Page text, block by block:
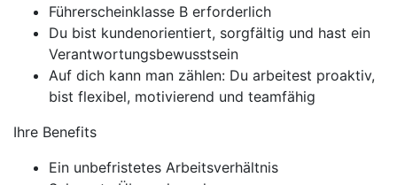
Führerscheinklasse B erforderlich
Du bist kundenorientiert, sorgfältig und hast ein
Verantwortungsbewusstsein
Auf dich kann man zählen: Du arbeitest proaktiv,
bist flexibel, motivierend und teamfähig
Ihre Benefits
Ein unbefristetes Arbeitsverhältnis